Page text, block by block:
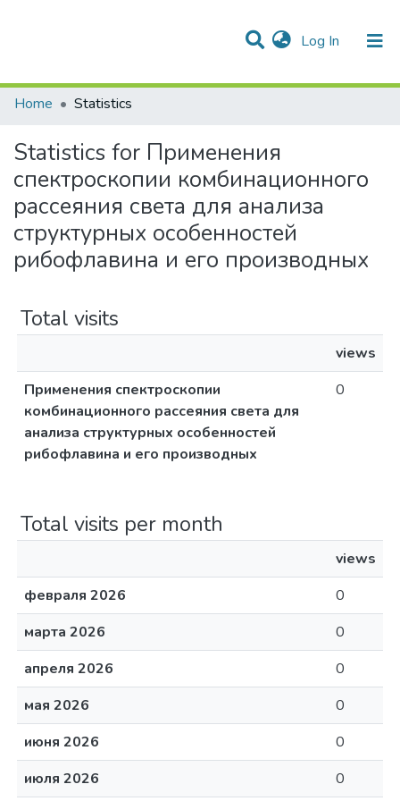
Log In (current)
Communities & Collections
All of DSpace
Home
Statistics
Statistics for Применения
спектроскопии комбинационного
рассеяния света для анализа
структурных особенностей
рибофлавина и его производных
Total visits
views
Применения спектроскопии
комбинационного рассеяния света для
анализа структурных особенностей
рибофлавина и его производных
0
Total visits per month
views
февраля 2026
0
марта 2026
0
апреля 2026
0
мая 2026
0
июня 2026
0
июля 2026
0